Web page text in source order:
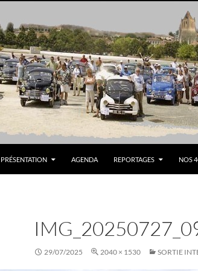
PRÉSENTATION AGENDA REPORTAGES NOS
29/07/2025 2040 × 1530 SORTIE